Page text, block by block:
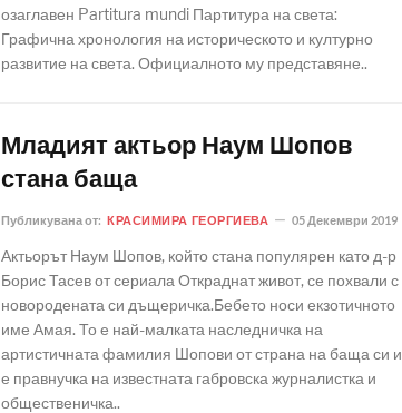
озаглавен Partitura mundi Партитура на света:
Графична хронология на историческото и културно
развитие на света. Официалното му представяне..
Младият актьор Наум Шопов
стана баща
Публикувана от: КРАСИМИРА ГЕОРГИЕВА 05 Декември 2019
Актьорът Наум Шопов, който стана популярен като д-р
Борис Тасев от сериала Откраднат живот, се похвали с
новородената си дъщеричка.Бебето носи екзотичното
име Амая. То е най-малката наследничка на
артистичната фамилия Шопови от страна на баща си и
е правнучка на известната габровска журналистка и
общественичка..